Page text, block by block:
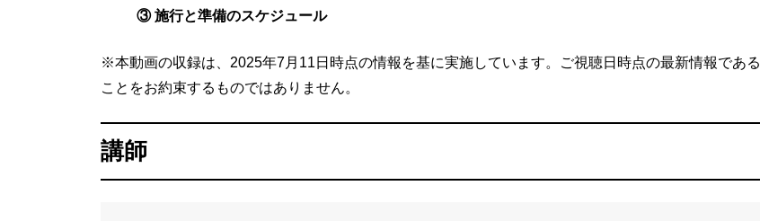
③ 施行と準備のスケジュール
※本動画の収録は、2025年7月11日時点の情報を基に実施しています。ご視聴日時点の最新情報である
ことをお約束するものではありません。
講師